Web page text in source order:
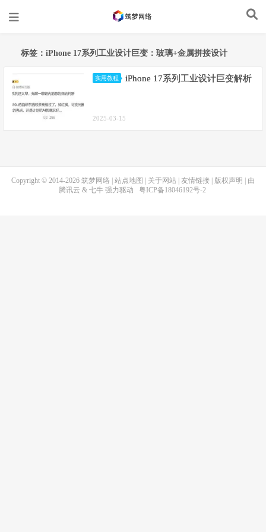
标签：iPhone 17系列工业设计巨变：玻璃+金属拼接设计
实用教程 iPhone 17系列工业设计巨变解析
2025-03-15
Copyright © 2014-2026 筑梦网络 站点地图 关于网站 友情链接 版权声明
| 由
腾讯云 & 七牛强力驱动 粤ICP备18046192号-2